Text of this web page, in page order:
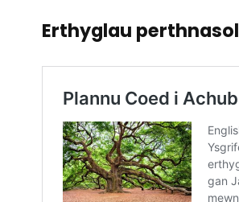
Erthyglau perthnasol